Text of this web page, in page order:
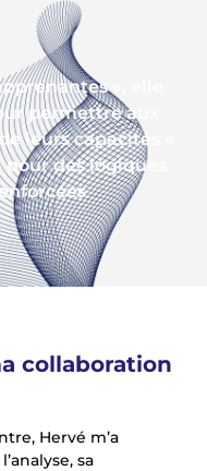
», elle
permettre aux
leurs capacités «
des logiques
collaboration
Hervé m’a
sa